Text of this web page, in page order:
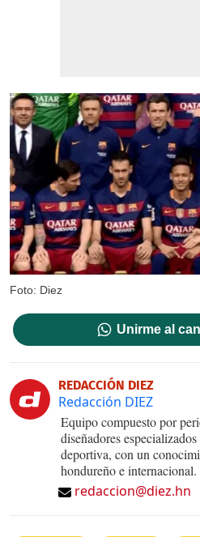
Foto: Diez
Unirme al
REDACCIÓN DIEZ
Redacción DIEZ
Equipo compuesto por
diseñadores
deportiva, con un
hondureño e internacional.
redaccion@diez.hn